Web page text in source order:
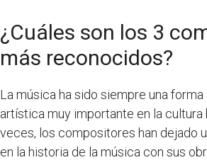
¿Cuáles son los 3
más reconocidos?
La música ha sido siempre una
artística muy importante en la cultura
veces, los compositores han dejado
en la historia de la música con sus